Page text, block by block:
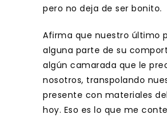
pero no deja de ser bonito.
Afirma que nuestro último
alguna parte de su
algún camarada que le
nosotros, transpolando
presente con materiales
hoy. Eso es lo que me